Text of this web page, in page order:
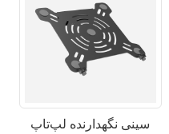
سینی نگهدارنده لپ‌تاپ